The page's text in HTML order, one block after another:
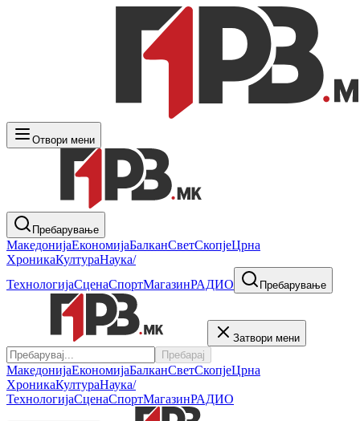
Отвори мени
Пребарување
МакедонијаЕкономијаБалканСветСкопјеЦрна
ХроникаКултураНаука/
ТехнологијаСценаСпортМагазинРАДИО Пребарување
Затвори мени
Пребарај
МакедонијаЕкономијаБалканСветСкопјеЦрна
ХроникаКултураНаука/
ТехнологијаСценаСпортМагазинРАДИО